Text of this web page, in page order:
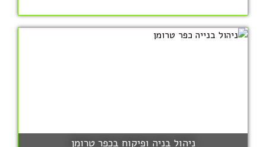
ניהול בניה ופיקוח בכפר טרומן